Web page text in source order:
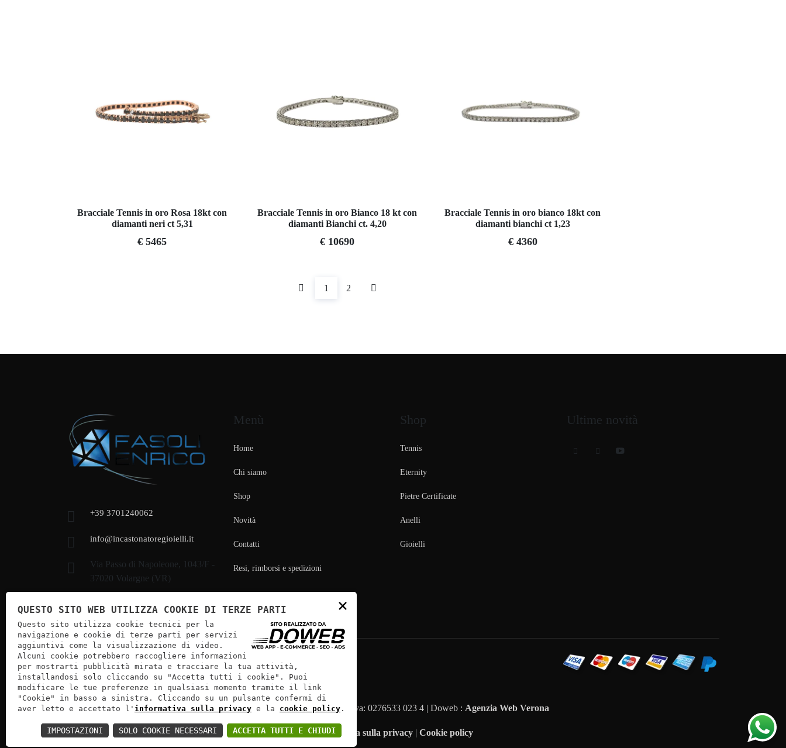
Bracciale Tennis in oro Rosa 18kt con
diamanti neri ct 5,31
€ 5465
Bracciale Tennis in oro Bianco 18 kt con
diamanti Bianchi ct. 4,20
€ 10690
Bracciale Tennis in oro bianco 18kt con
diamanti bianchi ct 1,23
€ 4360
1 2
+39 3701240062
info@incastonatoregioielli.it
Via Passo di Napoleone, 1043/F -
37020 Volargne (VR)
Menù
Home
Chi siamo
Shop
Novità
Contatti
Resi, rimborsi e spedizioni
Shop
Tennis
Eternity
Pietre Certificate
Anelli
Gioielli
Ultime novità
Pagamento sicuro | Bonifico Bancario
Incastonatore Enrico Fasoli - P.Iva: 0276533 023 4 | Doweb : Agenzia Web Verona
Informativa sulla privacy Cookie policy
×
QUESTO SITO WEB UTILIZZA COOKIE DI TERZE PARTI
Questo sito utilizza cookie tecnici per la
navigazione e cookie di terze parti per servizi
aggiuntivi come la visualizzazione di video.
Alcuni cookie potrebbero raccogliere informazioni
per mostrarti pubblicità mirata e tracciare la tua attività,
installandosi solo cliccando su "Accetta tutti i cookie". Puoi
modificare le tue preferenze in qualsiasi momento tramite il link
"Cookie" in basso a sinistra. Cliccando su un pulsante confermi di
aver letto e accettato l' informativa sulla privacy e la cookie policy .
ACCETTA TUTTI E CHIUDI
SOLO COOKIE NECESSARI
IMPOSTAZIONI